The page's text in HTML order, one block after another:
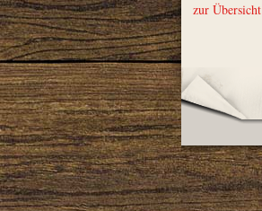
zur Übersicht